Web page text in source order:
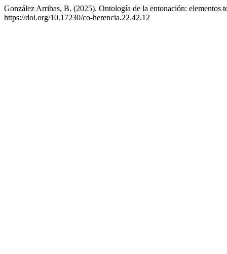
González Arribas, B. (2025). Ontología de la entonación: elementos
https://doi.org/10.17230/co-herencia.22.42.12